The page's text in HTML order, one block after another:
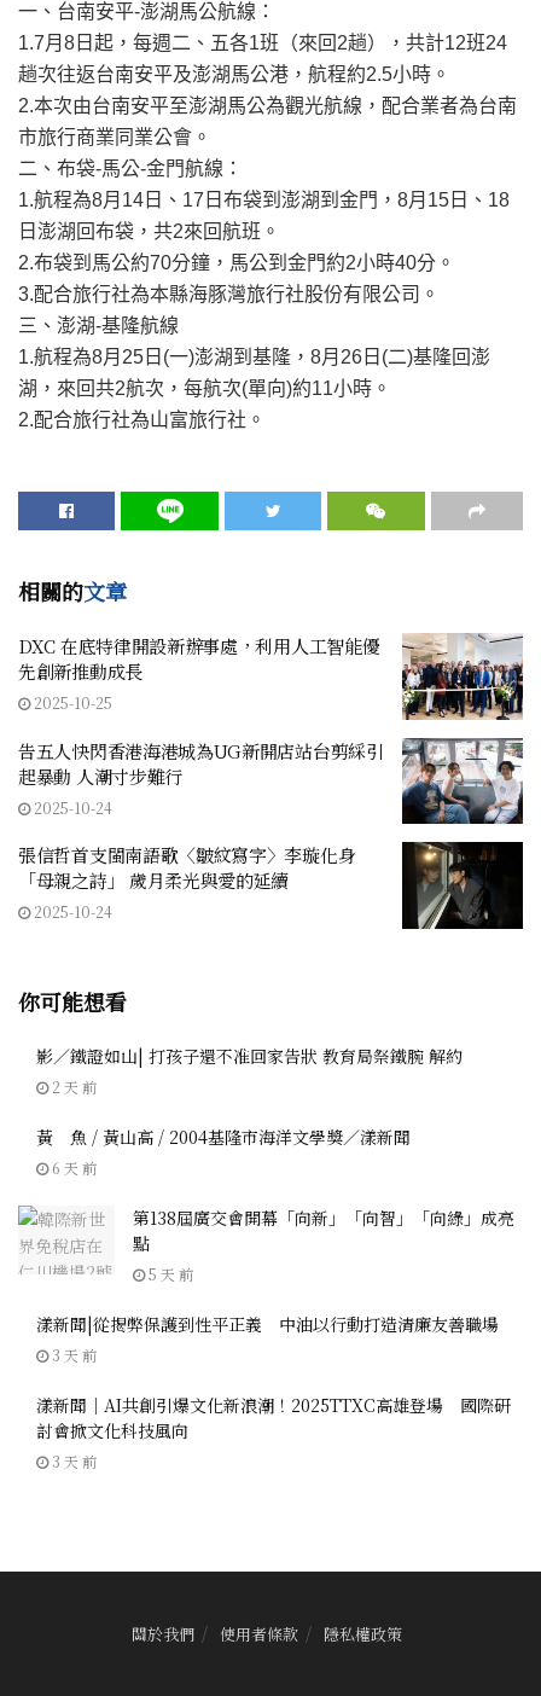
一、台南安平-澎湖馬公航線：
1.7月8日起，每週二、五各1班（來回2趟），共計12班24
趟次往返台南安平及澎湖馬公港，航程約2.5小時。
2.本次由台南安平至澎湖馬公為觀光航線，配合業者為台南
市旅行商業同業公會。
二、布袋-馬公-金門航線：
1.航程為8月14日、17日布袋到澎湖到金門，8月15日、18
日澎湖回布袋，共2來回航班。
2.布袋到馬公約70分鐘，馬公到金門約2小時40分。
3.配合旅行社為本縣海豚灣旅行社股份有限公司。
三、澎湖-基隆航線
1.航程為8月25日(一)澎湖到基隆，8月26日(二)基隆回澎
湖，來回共2航次，每航次(單向)約11小時。
2.配合旅行社為山富旅行社。
相關的文章
DXC 在底特律開設新辦事處，利用人工智能優
先創新推動成長
2025-10-25
告五人快閃香港海港城為UG新開店站台剪綵引
起暴動 人潮寸步難行
2025-10-24
張信哲首支閩南語歌〈皺紋寫字〉李璇化身
「母親之詩」 歲月柔光與愛的延續
2025-10-24
你可能想看
影／鐵證如山| 打孩子還不准回家告狀 教育局祭鐵腕 解約
2 天 前
黃 魚 / 黃山高 / 2004基隆市海洋文學獎／漾新聞
6 天 前
第138屆廣交會開幕「向新」「向智」「向綠」成亮
點
5 天 前
漾新聞|從揭弊保護到性平正義 中油以行動打造清廉友善職場
3 天 前
漾新聞｜AI共創引爆文化新浪潮！2025TTXC高雄登場 國際研
討會掀文化科技風向
3 天 前
關於我們 使用者條款 隱私權政策